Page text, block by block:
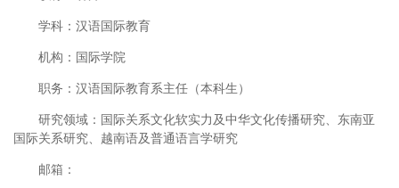
学科：汉语国际教育
机构：国际学院
职务：汉语国际教育系主任（本科生）
研究领域：国际关系文化软实力及中华文化传播研究、东南亚
国际关系研究、越南语及普通语言学研究
邮箱：